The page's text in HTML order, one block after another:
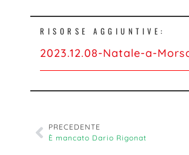
RISORSE AGGIUNTIVE:
2023.12.08-Natale-a-
PRECEDENTE
È mancato Dario Rigonat